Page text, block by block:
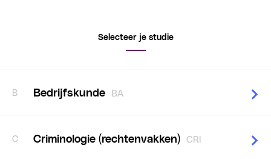
Selecteer je studie
B Bedrijfskunde BA
C Criminologie (rechtenvakken) CRI